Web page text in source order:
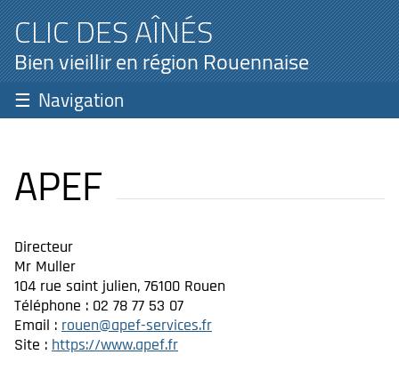
CLIC DES AÎNÉS
Bien vieillir en région Rouennaise
Navigation
APEF
Directeur
Mr Muller
104 rue saint julien, 76100 Rouen
Téléphone : 02 78 77 53 07
Email : rouen@apef-services.fr
Site : https://www.apef.fr